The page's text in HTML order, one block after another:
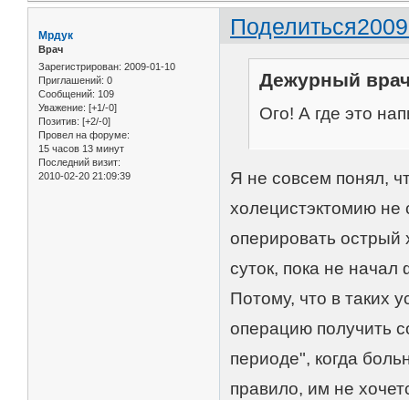
Поделиться
Мрдук
Врач
Зарегистрирован: 2009-01-10
Приглашений: 0
Сообщений: 109
Уважение: [+1/-0]
Позитив: [+2/-0]
Провел на форуме:
15 часов 13 минут
Последний визит:
2010-02-20 21:09:39
Дежурный
Ого! А где это
Я не совсем понял,
холецистэктомию не
оперировать острый
суток, пока не
Потому, что в таких
операцию получить
периоде", когда
правило, им не